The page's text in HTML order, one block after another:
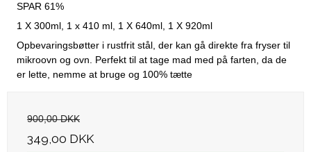
SPAR 61%
1 X 300ml, 1 x 410 ml, 1 X 640ml, 1 X 920ml
Opbevaringsbøtter i rustfrit stål, der kan gå direkte fra fryser til
mikroovn og ovn. Perfekt til at tage mad med på farten, da de
er lette, nemme at bruge og 100% tætte
900,00 DKK
349,00 DKK